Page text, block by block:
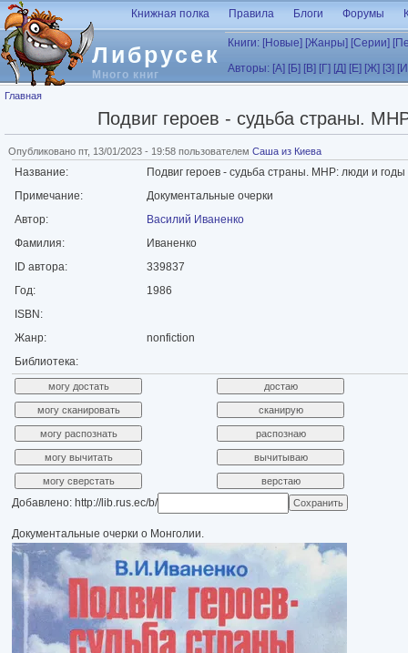
Перейти к основному содержанию
Либрусек
Много книг
Книжная полка Правила Блоги Форумы
Книги: [Новые] [Жанры] [Серии]
Авторы: [А] [Б] [В] [Г] [Д] [Е] [Ж] [З]
Вы здесь
Главная
Подвиг героев - судьба страны.
Опубликовано пт, 13/01/2023 - 19:58 пользователем Саша из Киева
Название:
Подвиг героев - судьба страны. МНР: люди и годы
Примечание:
Документальные очерки
Автор:
Василий Иваненко
Фамилия:
Иваненко
ID автора:
339837
Год:
1986
ISBN:
Жанр:
nonfiction
Библиотека:
Добавлено: http://lib.rus.ec/b/
Документальные очерки о Монголии.